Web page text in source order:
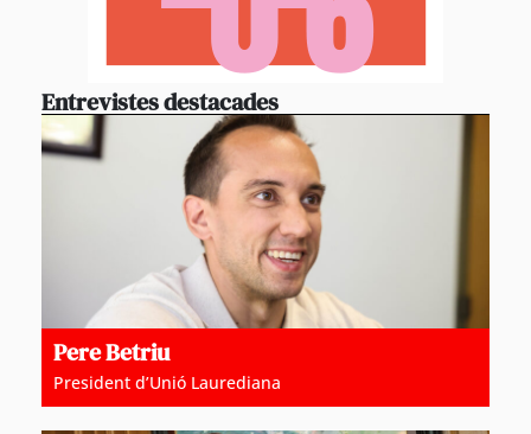
Entrevistes destacades
Pere Betriu
President d’Unió Laurediana